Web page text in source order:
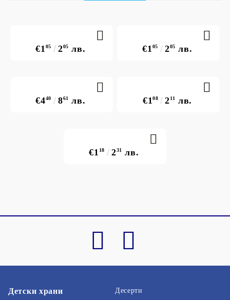
€105 205 лв. €105 205 лв.
€440 861 лв. €108 211 лв.
€1 18 231 лв.
Детски храни Десерти